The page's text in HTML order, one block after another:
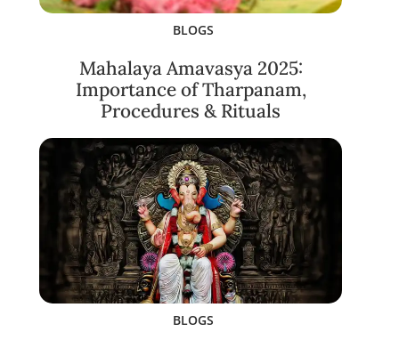
BLOGS
Mahalaya Amavasya 2025:
Importance of Tharpanam,
Procedures & Rituals
BLOGS